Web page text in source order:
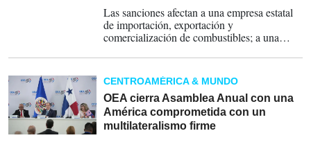
Las sanciones afectan a una empresa estatal
de importación, exportación y
comercialización de combustibles; a una
compra y venta de bienes y servicios con
otros países, y al Grupo Empresarial de
Transporte marítimo Portuario (GEMAR).
CENTROAMÉRICA & MUNDO
OEA cierra Asamblea Anual con una
América comprometida con un
multilateralismo firme